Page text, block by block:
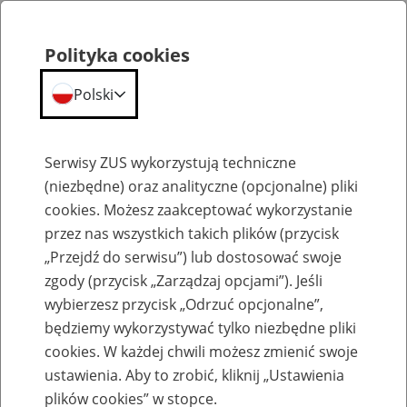
Szkolenia
Zaproś ZUS do siebie: Aktywni 50+
Polityka cookies
Polski
Serwisy ZUS wykorzystują techniczne
(niezbędne) oraz analityczne (opcjonalne) pliki
cookies. Możesz zaakceptować wykorzystanie
przez nas wszystkich takich plików (przycisk
„Przejdź do serwisu”) lub dostosować swoje
zgody (przycisk „Zarządzaj opcjami”). Jeśli
wybierzesz przycisk „Odrzuć opcjonalne”,
będziemy wykorzystywać tylko niezbędne pliki
cookies. W każdej chwili możesz zmienić swoje
ustawienia. Aby to zrobić, kliknij „Ustawienia
plików cookies” w stopce.